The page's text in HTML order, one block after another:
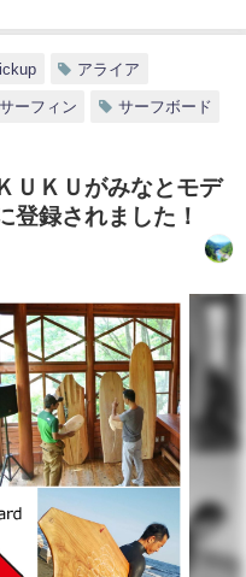
アライア
サーフィン サーフボード
ＵＫＵがみなとモデ
登録されました！